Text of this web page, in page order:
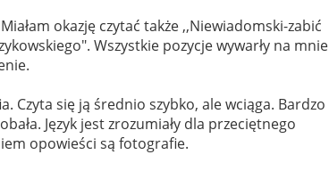
okazję czytać także ,,Niewiadomski-zabić
Wszystkie pozycje wywarły na mnie
Czyta się ją średnio szybko, ale wciąga. Bardzo
Język jest zrozumiały dla przeciętnego
opowieści są fotografie.